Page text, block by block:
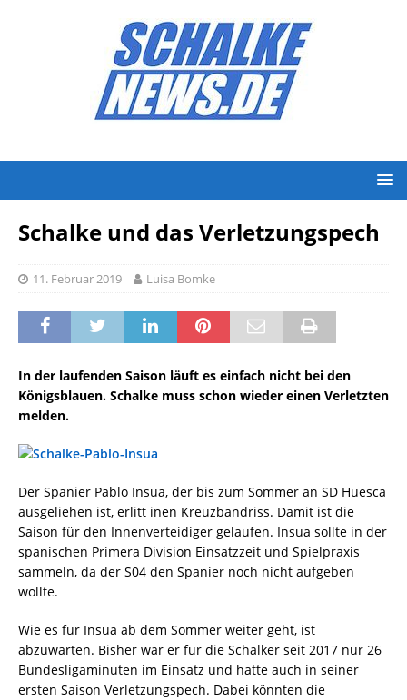
Schalke und das Verletzungspech
11. Februar 2019 Luisa Bomke
In der laufenden Saison läuft es einfach nicht bei den
Königsblauen. Schalke muss schon wieder einen Verletzten
melden.
Der Spanier Pablo Insua, der bis zum Sommer an SD Huesca
ausgeliehen ist, erlitt inen Kreuzbandriss. Damit ist die
Saison für den Innenverteidiger gelaufen. Insua sollte in der
spanischen Primera Division Einsatzzeit und Spielpraxis
sammeln, da der S04 den Spanier noch nicht aufgeben
wollte.
Wie es für Insua ab dem Sommer weiter geht, ist
abzuwarten. Bisher war er für die Schalker seit 2017 nur 26
Bundesligaminuten im Einsatz und hatte auch in seiner
ersten Saison Verletzungspech. Dabei könnten die